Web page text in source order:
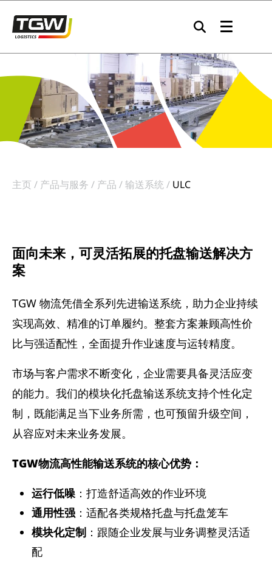
主页 产品与服务 产品 输送系统 ULC
面向未来，可灵活拓展的托盘输送解决方
案
TGW 物流凭借全系列先进输送系统，助力企业持续
实现高效、精准的订单履约。整套方案兼顾高性价
比与强适配性，全面提升作业速度与运转精度。
市场与客户需求不断变化，企业需要具备灵活应变
的能力。我们的模块化托盘输送系统支持个性化定
制，既能满足当下业务所需，也可预留升级空间，
从容应对未来业务发展。
TGW物流高性能输送系统的核心优势：
运行低噪：打造舒适高效的作业环境
通用性强 ：适配各类规格托盘与托盘笼车
模块化定制 ：跟随企业发展与业务调整灵活适
配